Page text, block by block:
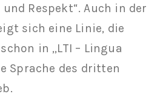
Respekt“. Auch in der
sich eine Linie, die
in „LTI – Lingua
Sprache des dritten